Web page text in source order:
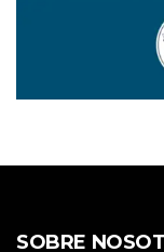
SOBRE